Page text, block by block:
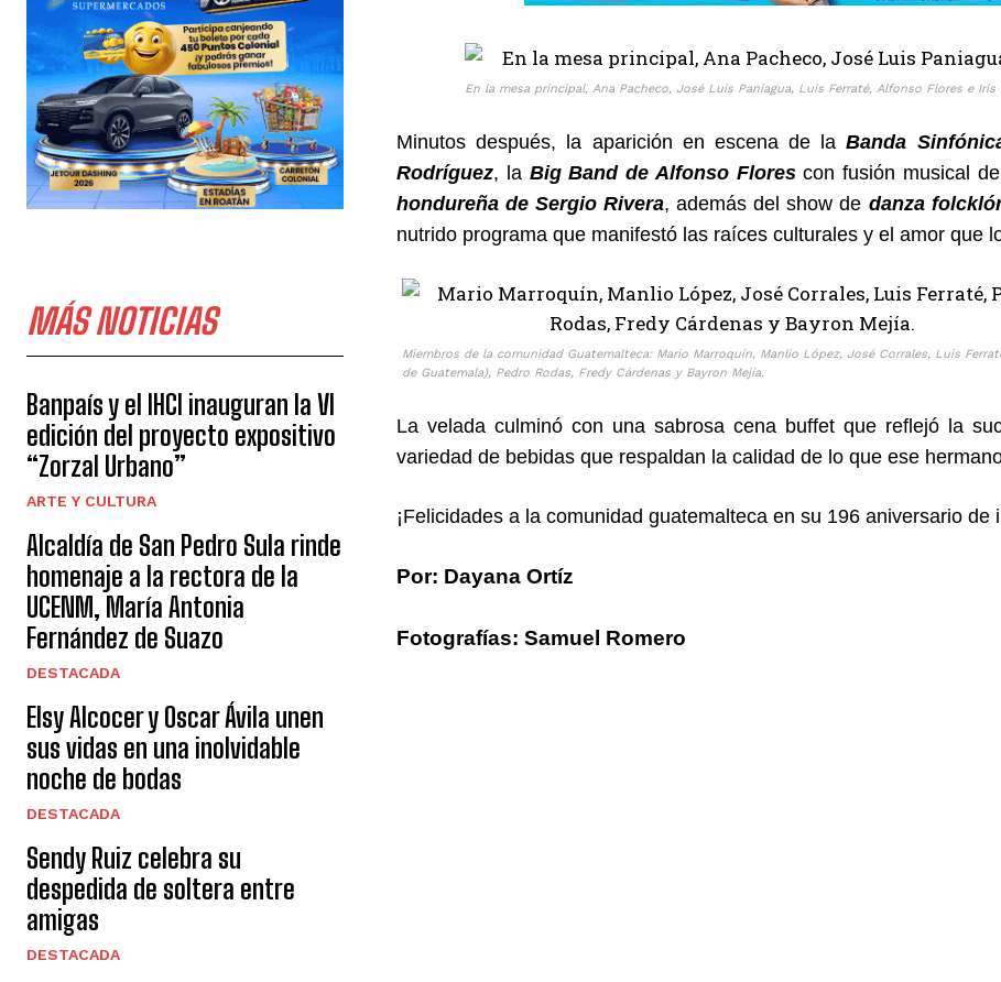
MÁS NOTICIAS
Banpaís y el IHCI inauguran la VI
edición del proyecto expositivo
“Zorzal Urbano”
ARTE Y CULTURA
Alcaldía de San Pedro Sula rinde
homenaje a la rectora de la
UCENM, María Antonia
Fernández de Suazo
DESTACADA
Elsy Alcocer y Oscar Ávila unen
sus vidas en una inolvidable
noche de bodas
DESTACADA
Sendy Ruiz celebra su
despedida de soltera entre
amigas
DESTACADA
En la mesa principal, Ana Pacheco, José Luis Paniagua, Luis Ferraté, Alfonso Flores e Iris
Minutos después, la aparición en escena de laBanda
Rodríguez, la Big Band de Alfonso Florescon fusión musical de
hondureña de Sergio Rivera, además del show de danza
nutrido programa que manifestó las raíces culturales y el amor que
Miembros de la comunidad Guatemalteca: Mario Marroquín, Manlio López, José Corrales, Luis
de Guatemala), Pedro Rodas, Fredy Cárdenas y Bayron Mejía.
La velada culminó con una sabrosa cena buffet que reflejó la
variedad de bebidas que respaldan la calidad de lo que ese
¡Felicidades a la comunidad guatemalteca en su 196 aniversario de
Por: Dayana Ortíz
Fotografías: Samuel Romero